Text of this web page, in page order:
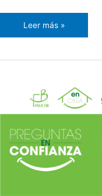
Leer más »
en
confianza
CONSTRUIR
RELACIONES
EN